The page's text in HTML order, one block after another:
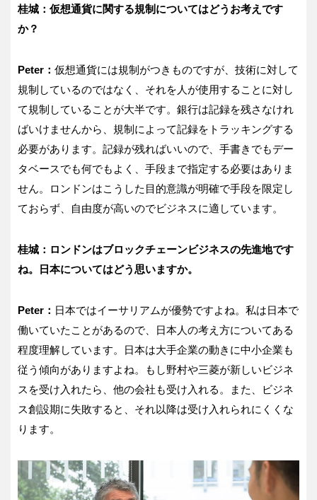
桂城：仮想通貨に関する規制についてはどうお考えです
か？
Peter： 仮想通貨には規制がつきものですが、技術に対して
規制しているのではなく、それを人が使用することに対し
て規制していることが大半です。銀行は記録を残さなけれ
ばいけませんから、規制によって記録をトラッキングする
必要があります。記録が残ればいいので、手書きでもデー
タベースでも何でもよく、手段まで指定する必要はありま
せん。ロンドンはこうした目的意識が明確で手段を限定し
ておらず、自由度が高いのでビジネスに適しています。
桂城：ロンドンはブロックチェーンビジネスの先進地です
ね。日本についてはどう思いますか。
Peter： 日本ではイーサリアムが優勢ですよね。私は日本で
働いていたことがあるので、日本人の考え方についてある
程度理解しています。日本は大手企業の動きに中小企業も
従う傾向がありますよね。もし野村や三菱が新しいビジネ
スを受け入れたら、他の会社も受け入れる。また、ビジネ
ス創設期に失敗すると、それ以降は受け入れられにくくな
ります。